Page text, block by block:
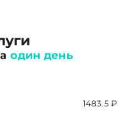
один день
1483.5 ₽